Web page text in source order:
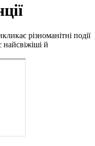
різноманітні події
й